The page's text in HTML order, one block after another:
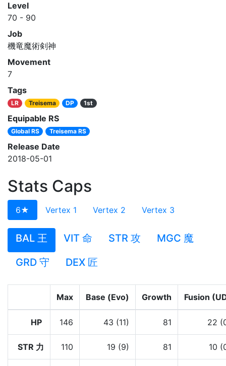
Level
70 - 90
Job
機竜魔術剣神
Movement
7
Tags
LR Treisema DP 1st
Equipable RS
Global RS Treisema RS
Release Date
2018-05-01
Stats Caps
6★ Vertex 1 Vertex 2 Vertex 3
BAL 王 VIT 命 STR 攻
MGC 魔
GRD 守
DEX 匠
Max Base (Evo) Growth Fusion
HP 146 43 (11) 81 22
STR 力 110 19 (9) 81 10